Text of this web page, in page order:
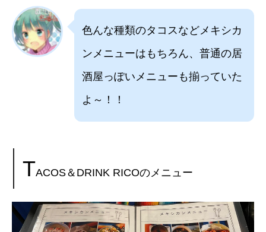
色んな種類のタコスなどメキシカ
ンメニューはもちろん、普通の居
酒屋っぽいメニューも揃っていた
よ～！！
TACOS＆DRINK RICOのメニュー